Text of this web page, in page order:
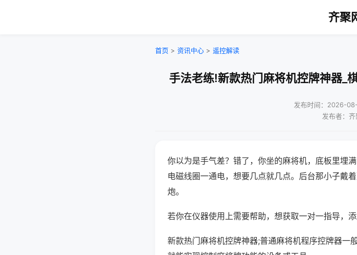
齐聚
首页 > 资讯中心 > 遥控解读
手法老练!新款热门麻将机控牌神器_
发布时间：2026-
发布者：齐
你以为是手气差？错了，你坐的麻将机，底板里埋
电磁线圈一通电，想要几点就几点。后台那小子戴
炮。
若你在仪器使用上需要帮助，想获取一对一指导，
新款热门麻将机控牌神器;普通麻将机程序控牌器一